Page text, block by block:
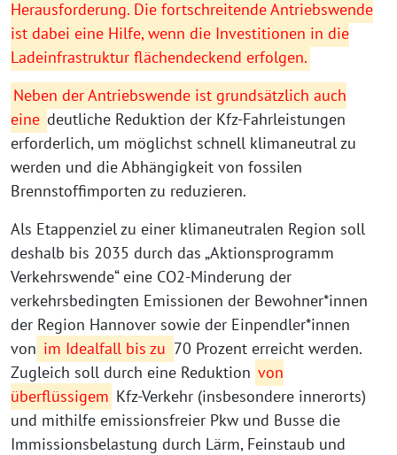
Herausforderung. Die fortschreitende Antriebswende
ist dabei eine Hilfe, wenn die Investitionen in die
Ladeinfrastruktur flächendeckend erfolgen.
Neben der Antriebswende ist grundsätzlich auch
eine deutliche Reduktion der Kfz-Fahrleistungen
erforderlich, um möglichst schnell klimaneutral zu
werden und die Abhängigkeit von fossilen
Brennstoffimporten zu reduzieren.
Als Etappenziel zu einer klimaneutralen Region soll
deshalb bis 2035 durch das „Aktionsprogramm
Verkehrswende“ eine CO2-Minderung der
verkehrsbedingten Emissionen der Bewohner*innen
der Region Hannover sowie der Einpendler*innen
von im Idealfall bis zu 70 Prozent erreicht werden.
Zugleich soll durch eine Reduktion von
überflüssigem Kfz-Verkehr (insbesondere innerorts)
und mithilfe emissionsfreier Pkw und Busse die
Immissionsbelastung durch Lärm, Feinstaub und